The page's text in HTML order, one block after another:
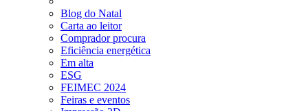
Blog do Natal
Carta ao leitor
Comprador procura
Eficiência energética
Em alta
ESG
FEIMEC 2024
Feiras e eventos